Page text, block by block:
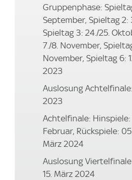
Gruppenphase:
September, Spieltag 2:
Spieltag 3: 24./25.
7./8. November,
November, Spieltag 6:
2023
Auslosung
2023
Achtelfinale: Hinspiele:
Februar, Rückspiele:
März 2024
Auslosung
15. März 2024